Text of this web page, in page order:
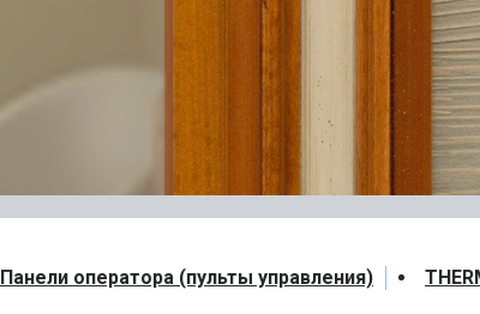
Панели оператора (пульты управления)